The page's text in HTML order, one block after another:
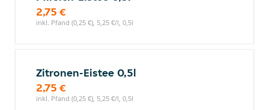
2,75 €
inkl. Pfand (0,25 €), 5,25 €/l, 0,5l
Zitronen-Eistee 0,5l
2,75 €
inkl. Pfand (0,25 €), 5,25 €/l, 0,5l